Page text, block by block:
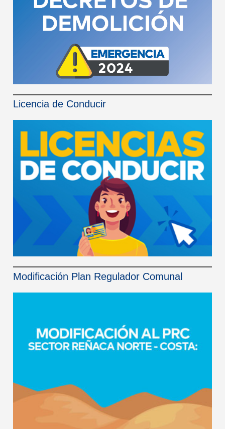
Licencia de Conducir
Modificación Plan Regulador Comunal